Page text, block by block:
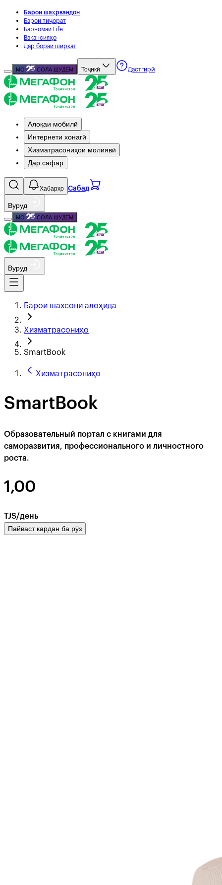
Барои шаҳрвандон
Барои тиҷорат
Барномаи Life
Вакансияҳо
Дар бораи ширкат
МО СОЛА ШУДЕМ Тоҷикӣ Дастгирӣ
Алоқаи мобилӣ
Интернети хонагӣ
Хизматрасониҳои молиявӣ
Дар сафар
Хабарҳо Сабад
Вуруд
МО СОЛА ШУДЕМ
Вуруд
Барои шахсони алоҳида
Хизматрасониҳо
SmartBook
Хизматрасониҳо
SmartBook
Образовательный портал с книгами для
саморазвития, профессионального и личностного
роста.
1,00
TJS/день
Пайваст кардан ба рӯз